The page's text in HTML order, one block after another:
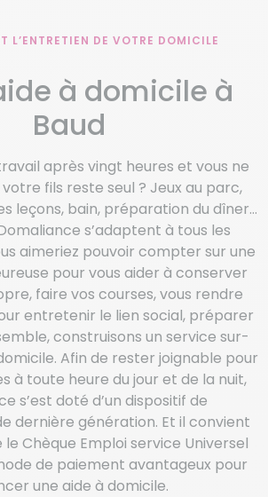
L’ENTRETIEN DE VOTRE DOMICILE
à domicile à
Baud
après vingt heures et vous ne
fils reste seul ? Jeux au parc,
leçons, bain, préparation du dîner…
s’adaptent à tous les
aimeriez pouvoir compter sur une
pour vous aider à conserver
faire vos courses, vous rendre
entretenir le lien social, préparer
construisons un service sur-
Afin de rester joignable pour
à toute heure du jour et de la nuit,
s’est doté d’un dispositif de
dernière génération. Et il convient
Chèque Emploi service Universel
de paiement avantageux pour
une aide à domicile.